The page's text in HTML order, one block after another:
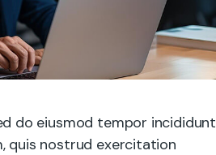
do eiusmod tempor incididunt
quis nostrud exercitation